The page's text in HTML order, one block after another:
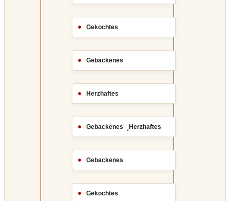
Gekochtes
Gebackenes
Herzhaftes
Gebackenes ,Herzhaftes
Gebackenes
Gekochtes